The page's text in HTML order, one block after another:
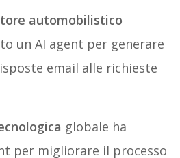
automobilistico
un AI agent per generare
email alle richieste
globale ha
per migliorare il processo